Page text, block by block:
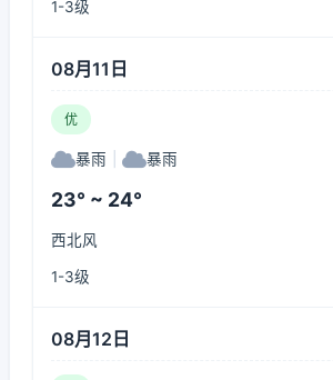
1-3级
08月11日
优
暴雨 暴雨
23° ~ 24°
西北风
1-3级
08月12日